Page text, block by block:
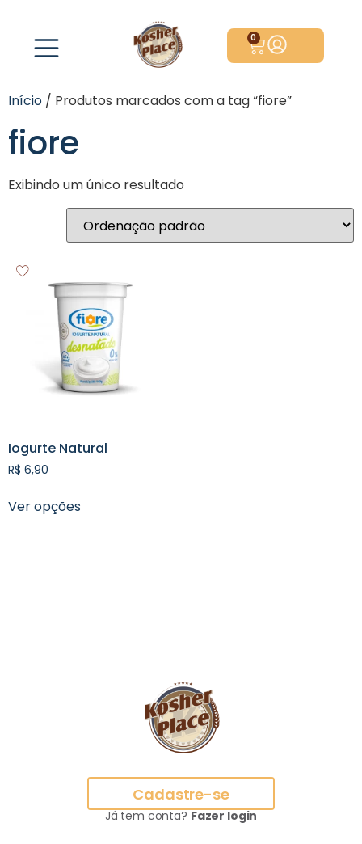
0
Início / Produtos marcados com a tag “fiore”
fiore
Exibindo um único resultado
Iogurte Natural
R$ 6,90
Ver opções
Cadastre-se
Já tem conta?Fazer login